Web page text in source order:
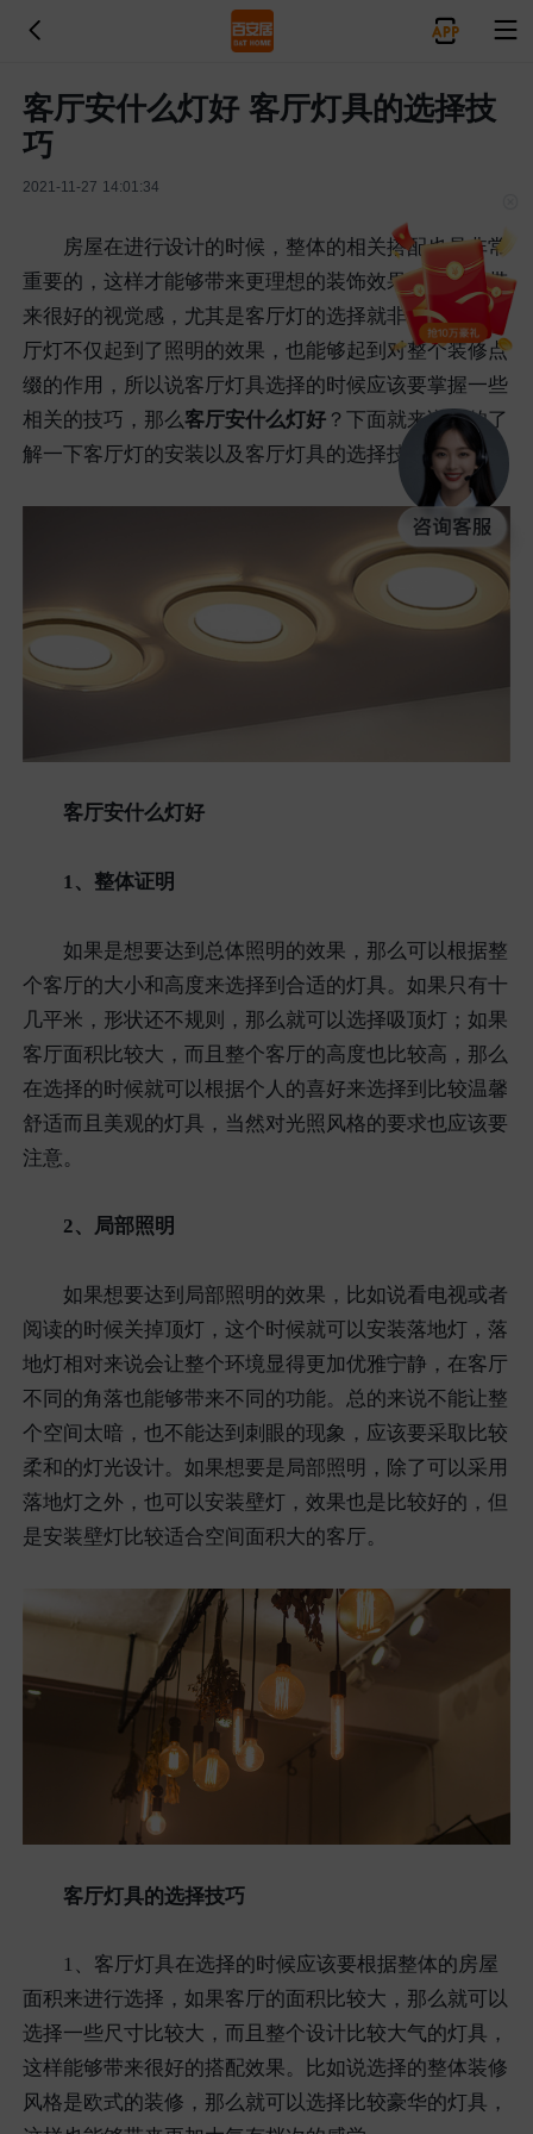
客厅安什么灯好 客厅灯具的选择技
巧
2021-11-27 14:01:34
房屋在进行设计的时候，整体的相关搭配也是非常
重要的，这样才能够带来更理想的装饰效果，也能够带
来很好的视觉感，尤其是客厅灯的选择就非常重要。客
厅灯不仅起到了照明的效果，也能够起到对整个装修点
缀的作用，所以说客厅灯具选择的时候应该要掌握一些
相关的技巧，那么客厅安什么灯好 ？下面就来详细的了
解一下客厅灯的安装以及客厅灯具的选择技巧。
客厅安什么灯好
1、整体证明
如果是想要达到总体照明的效果，那么可以根据整
个客厅的大小和高度来选择到合适的灯具。如果只有十
几平米，形状还不规则，那么就可以选择吸顶灯；如果
客厅面积比较大，而且整个客厅的高度也比较高，那么
在选择的时候就可以根据个人的喜好来选择到比较温馨
舒适而且美观的灯具，当然对光照风格的要求也应该要
注意。
2、局部照明
如果想要达到局部照明的效果，比如说看电视或者
阅读的时候关掉顶灯，这个时候就可以安装落地灯，落
地灯相对来说会让整个环境显得更加优雅宁静，在客厅
不同的角落也能够带来不同的功能。总的来说不能让整
个空间太暗，也不能达到刺眼的现象，应该要采取比较
柔和的灯光设计。如果想要是局部照明，除了可以采用
落地灯之外，也可以安装壁灯，效果也是比较好的，但
是安装壁灯比较适合空间面积大的客厅。
客厅灯具的选择技巧
1、客厅灯具在选择的时候应该要根据整体的房屋
面积来进行选择，如果客厅的面积比较大，那么就可以
选择一些尺寸比较大，而且整个设计比较大气的灯具，
这样能够带来很好的搭配效果。比如说选择的整体装修
风格是欧式的装修，那么就可以选择比较豪华的灯具，